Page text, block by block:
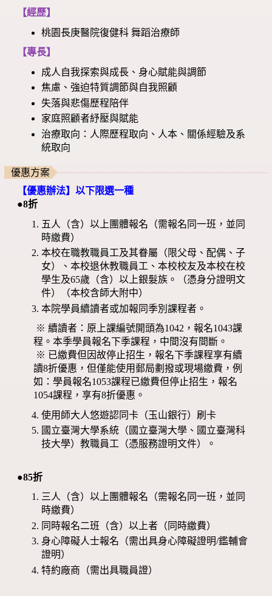
【經歷】
桃園長庚醫院復健科 舞蹈治療師
【專長】
成人自我探索與成長、身心賦能與調節
焦慮、強迫特質調節與自我照顧
失落與悲傷歷程陪伴
家庭照顧者紓壓與賦能
治療取向：人際歷程取向、人本、關係經驗及系
統取向
優惠方案
【優惠辦法】以下限選一種
●8折
五人（含）以上團體報名（需報名同一班，並同
時繳費）
本校在職教職員工及其眷屬（限父母、配偶、子
女）、本校退休教職員工、本校校友及本校在校
學生及65歲（含）以上銀髮族。（憑身分證明文
件）（本校含師大附中）
本院學員續讀者或加報同季別課程者。
※ 續讀者：原上課編號開頭為1042，報名1043課
程。本季學員報名下季課程，中間沒有間斷。
※ 已繳費但因故停止招生，報名下季課程享有續
讀8折優惠，但僅能使用郵局劃撥或現場繳費，例
如：學員報名1053課程已繳費但停止招生，報名
1054課程，享有8折優惠。
使用師大人悠遊認同卡（玉山銀行）刷卡
國立臺灣大學系統（國立臺灣大學、國立臺灣科
技大學）教職員工（憑服務證明文件）。
●85折
三人（含）以上團體報名（需報名同一班，並同
時繳費）
同時報名二班（含）以上者（同時繳費）
身心障礙人士報名（需出具身心障礙證明/鑑輔會
證明）
特約廠商（需出具職員證）